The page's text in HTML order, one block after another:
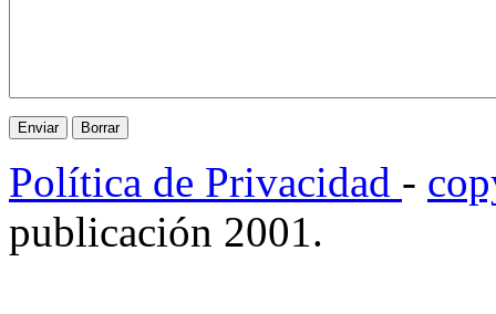
Política de Privacidad -
publicación 2001.